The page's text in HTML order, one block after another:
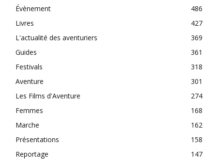
Évènement
486
Livres
427
L'actualité des aventuriers
369
Guides
361
Festivals
318
Aventure
301
Les Films d'Aventure
274
Femmes
168
Marche
162
Présentations
158
Reportage
147